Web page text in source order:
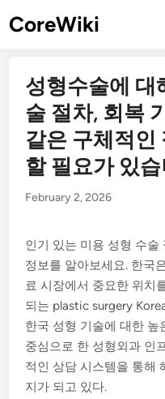
toCoreWiki
성형수술에 대
술 절차, 회복
같은 구체적인
할 필요가 있
February 2, 2026
인기 있는 미용 성형 수술
정보를 알아보세요. 한국
료 시장에서 중요한 위치
되는 plastic surgery
한국 성형 기술에 대한 높
중심으로 한 성형외과 인
적인 상담 시스템을 통해
지가 되고 있다.